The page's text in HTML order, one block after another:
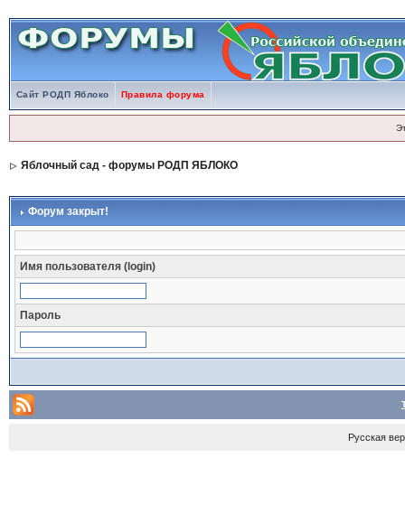
Сайт РОДП Яблоко Правила форума
Яблочный сад - форумы РОДП ЯБЛОКО
Форум закрыт!
Имя пользователя (login)
Пароль
Русская